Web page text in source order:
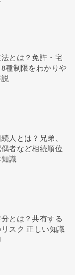
とは？免許・宅
種制限をわかりや
人とは？兄弟、
者など相続順位
識
とは？共有する
リスク 正しい知識